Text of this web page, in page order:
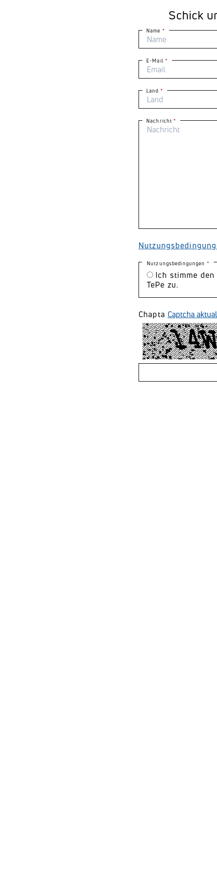
Schick
Name
E-Mail
Land
Nachricht
Nutzungsbedingungen
TePe zu.
Chapta Captcha